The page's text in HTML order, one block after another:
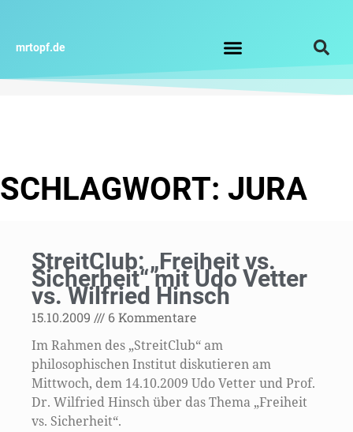
springen
mrtopf.de
SCHLAGWORT: JURA
StreitClub: „Freiheit vs.
Sicherheit“ mit Udo Vetter
vs. Wilfried Hinsch
15.10.2009 6 Kommentare
Im Rahmen des „StreitClub“ am
philosophischen Institut diskutieren am
Mittwoch, dem 14.10.2009 Udo Vetter und Prof.
Dr. Wilfried Hinsch über das Thema „Freiheit
vs. Sicherheit“.